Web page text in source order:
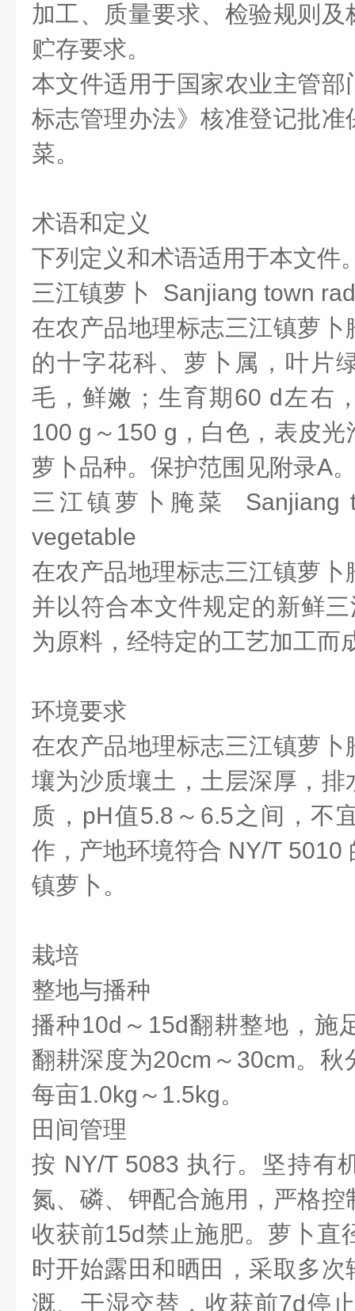
加工、质量要求、检验规则
贮存要求。
本文件适用于国家农业主管
标志管理办法》核准登记批
菜。
术语和定义
下列定义和术语适用于本文件
三江镇萝卜 Sanjiang town
在农产品地理标志三江镇萝
的十字花科、萝卜属，叶片
毛，鲜嫩；生育期60 d左右
100 g～150 g，白色，表皮
萝卜品种。保护范围见附录A
三江镇萝卜腌菜 Sanjiang
vegetable
在农产品地理标志三江镇萝
并以符合本文件规定的新鲜
为原料，经特定的工艺加工而
环境要求
在农产品地理标志三江镇萝
壤为沙质壤土，土层深厚，
质，pH值5.8～6.5之间，不
作，产地环境符合 NY/T 5010
镇萝卜。
栽培
整地与播种
播种10d～15d翻耕整地，施
翻耕深度为20cm～30cm。秋
每亩1.0kg～1.5kg。
田间管理
按 NY/T 5083 执行。坚持有
氮、磷、钾配合施用，严格
收获前15d禁止施肥。萝卜直
时开始露田和晒田，采取多
溉、干湿交替，收获前7d停